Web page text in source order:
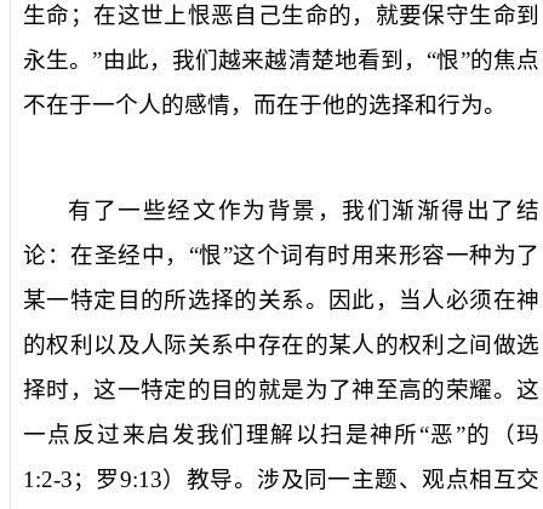
生命；在这世上恨恶自己生命的，就要保守生命到
永生。”由此，我们越来越清楚地看到，“恨”的焦点
不在于一个人的感情，而在于他的选择和行为。
有了一些经文作为背景，我们渐渐得出了结
论：在圣经中，“恨”这个词有时用来形容一种为了
某一特定目的所选择的关系。因此，当人必须在神
的权利以及人际关系中存在的某人的权利之间做选
择时，这一特定的目的就是为了神至高的荣耀。这
一点反过来启发我们理解以扫是神所“恶”的（玛
1:2-3；罗9:13）教导。涉及同一主题、观点相互交